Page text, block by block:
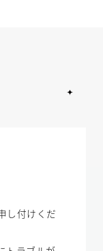
し付けくだ